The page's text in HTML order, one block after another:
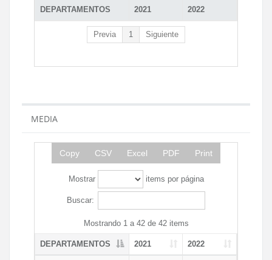
DEPARTAMENTOS 2021 2022
Previa 1 Siguiente
MEDIA
Copy CSV Excel PDF Print
Mostrar items por página
Buscar:
Mostrando 1 a 42 de 42 items
DEPARTAMENTOS 2021 2022